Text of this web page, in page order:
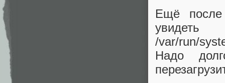
Ещё после
/var/run/
Надо